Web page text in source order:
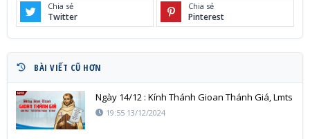
Chia sẻ
Twitter
Chia sẻ
Pinterest
BÀI VIẾT CŨ HƠN
Ngày 14/12 : Kính Thánh Gioan Thánh Giá, Lmts
19:55 13/12/2024